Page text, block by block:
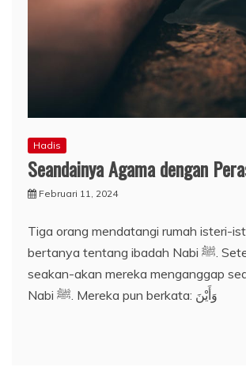
Hadis
Seandainya Agama dengan
Februari 11, 2024
Tiga orang mendatangi rumah isteri-
bertanya tentang ibadah Nabi ﷺ. Setelah diberitahu,
seakan-akan mereka menganggap
Nabi ﷺ. Mereka pun berkata: وَأَيْنَ